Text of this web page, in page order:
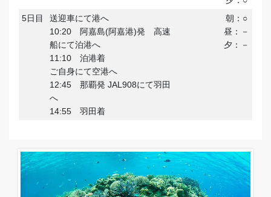
5日目
送迎車にて港へ
10:20 阿嘉島(阿嘉港)発 高速
船にて泊港へ
11:10 泊港着
ご自身にて空港へ
12:45 那覇発 JAL908にて羽田
へ
14:55 羽田着
朝：○
昼：－
夕：－